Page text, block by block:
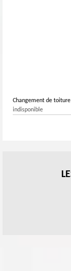
Changement de
indisponible